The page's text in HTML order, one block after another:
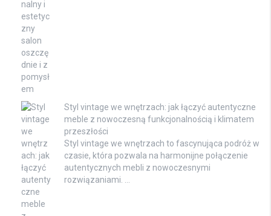
Styl vintage we wnętrzach: jak łączyć autentyczne
meble z nowoczesną funkcjonalnością i klimatem
przeszłości
Styl vintage we wnętrzach to fascynująca podróż w
czasie, która pozwala na harmonijne połączenie
autentycznych mebli z nowoczesnymi
rozwiązaniami. …